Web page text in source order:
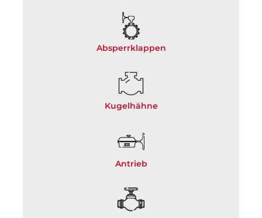
Absperrklappen
Kugelhähne
Antrieb